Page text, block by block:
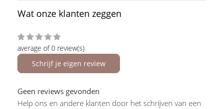
Wat onze klanten zeggen
average of 0 review(s)
Schrijf je eigen review
Geen reviews gevonden
Help ons en andere klanten door het schrijven van een